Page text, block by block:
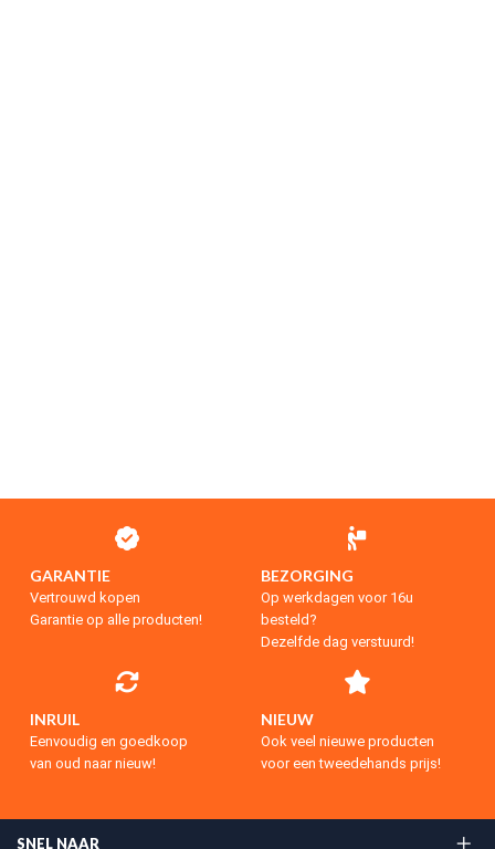
GARANTIE
Vertrouwd kopen
Garantie op alle producten!
BEZORGING
Op werkdagen voor 16u
besteld?
Dezelfde dag verstuurd!
INRUIL
Eenvoudig en goedkoop
van oud naar nieuw!
NIEUW
Ook veel nieuwe producten
voor een tweedehands prijs!
SNEL NAAR